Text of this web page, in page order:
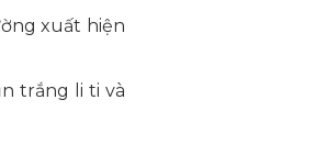
xuất hiện
trắng li ti và